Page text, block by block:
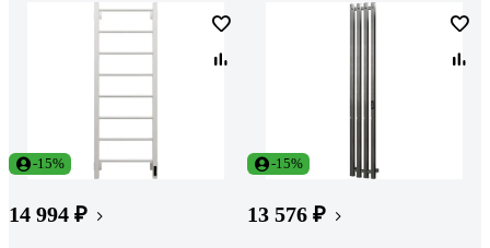
-15%
14 994 ₽
-15%
13 576 ₽